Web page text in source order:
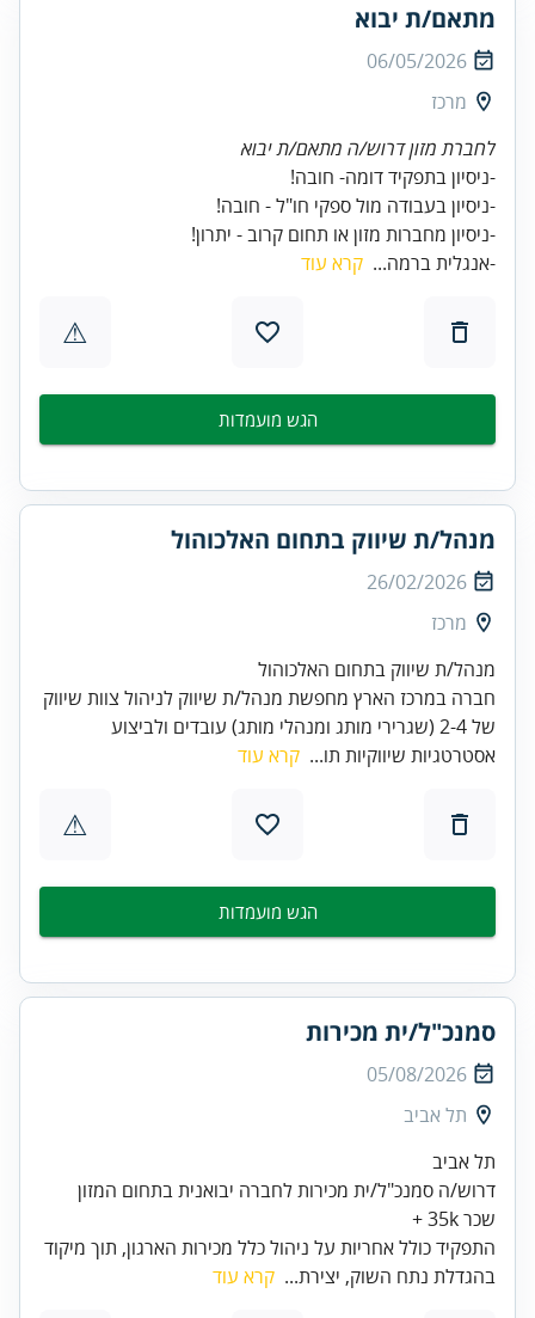
מתאם/ת יבוא
06/05/2026
מרכז
לחברת מזון דרוש/ה מתאם/ת יבוא
-ניסיון מחברות מזון או תחום קרוב - יתרון!
-אנגלית ברמה... קרא עוד
⚠
הגש מועמדות
מנהל/ת שיווק בתחום האלכוהול
26/02/2026
מרכז
חברה במרכז הארץ מחפשת מנהל/ת שיווק לניהול צוות שיווק
של 2-4 (שגרירי מותג ומנהלי מותג) עובדים ולביצוע
אסטרטגיות שיווקיות תו... קרא עוד
⚠
הגש מועמדות
סמנכ"ל/ית מכירות
05/08/2026
תל אביב
תל אביב
דרוש/ה סמנכ"ל/ית מכירות לחברה יבואנית בתחום המזון
שכר 35k +
התפקיד כולל אחריות על ניהול כלל מכירות הארגון, תוך מיקוד
בהגדלת נתח השוק, יצירת... קרא עוד